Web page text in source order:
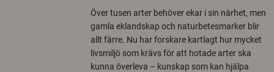
Över tusen arter behöver ekar i sin närhet, men
gamla eklandskap och naturbetesmarker blir
allt färre. Nu har forskare kartlagt hur mycket
livsmiljö som krävs för att hotade arter ska
kunna överleva – kunskap som kan hjälpa